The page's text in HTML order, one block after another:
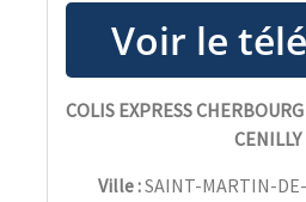
COLIS EXPRESS
CENILLY
Ville :SAINT-MARTIN-